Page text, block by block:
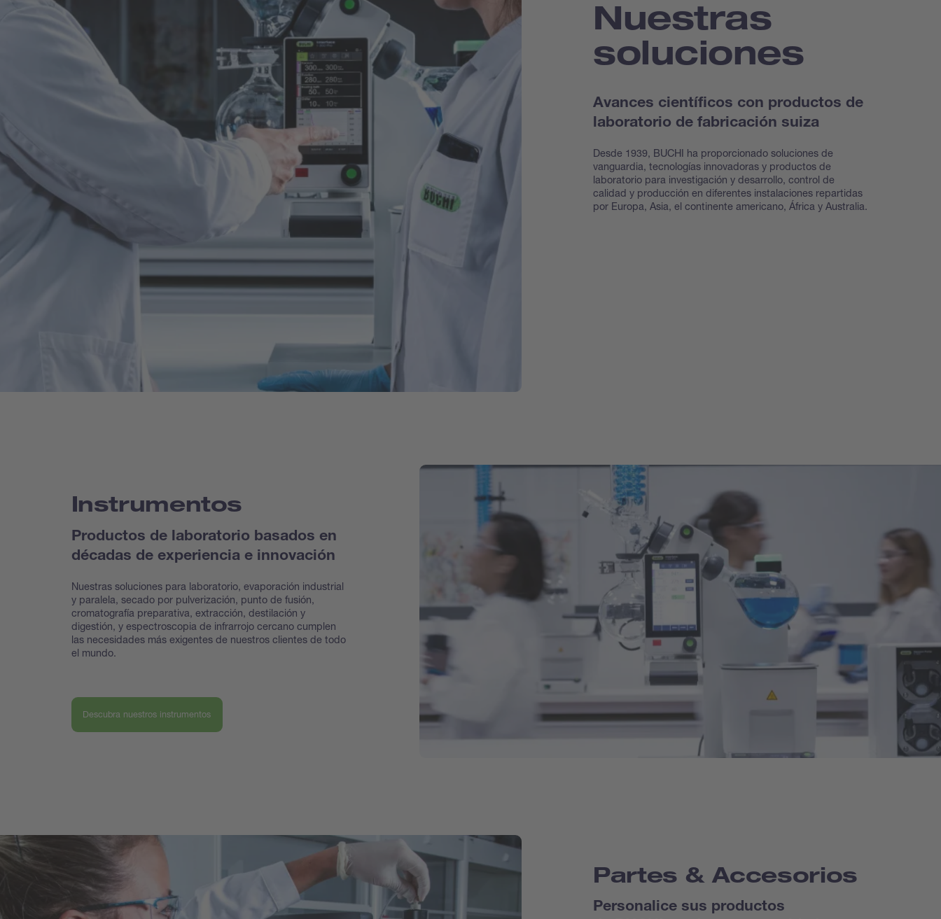
Nuestras
soluciones
Avances científicos con productos de
laboratorio de fabricación suiza
Desde 1939, BUCHI ha proporcionado soluciones de
vanguardia, tecnologías innovadoras y productos de
laboratorio para investigación y desarrollo, control de
calidad y producción en diferentes instalaciones repartidas
por Europa, Asia, el continente americano, África y Australia.
Instrumentos
Productos de laboratorio basados en
décadas de experiencia e innovación
Nuestras soluciones para laboratorio, evaporación industrial
y paralela, secado por pulverización, punto de fusión,
cromatografía preparativa, extracción, destilación y
digestión, y espectroscopia de infrarrojo cercano cumplen
las necesidades más exigentes de nuestros clientes de todo
el mundo.
Descubra nuestros instrumentos
Partes & Accesorios
Personalice sus productos